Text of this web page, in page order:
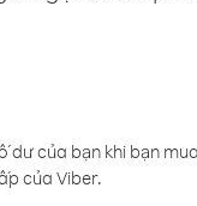
của bạn khi bạn
của Viber.